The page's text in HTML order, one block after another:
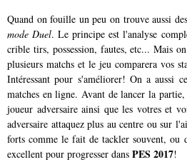
Quand on fouille un peu on trouve aussi
mode Duel. Le principe est l'analyse
crible tirs, possession, fautes, etc... Mais
plusieurs matchs et le jeu comparera vos
Intéressant pour s'améliorer! On a aussi
matches en ligne. Avant de lancer la
joueur adversaire ainsi que les votres et
adversaire attaquez plus au centre ou sur
forts comme le fait de tackler souvent, ou
excellent pour progresser dans PES 2017!